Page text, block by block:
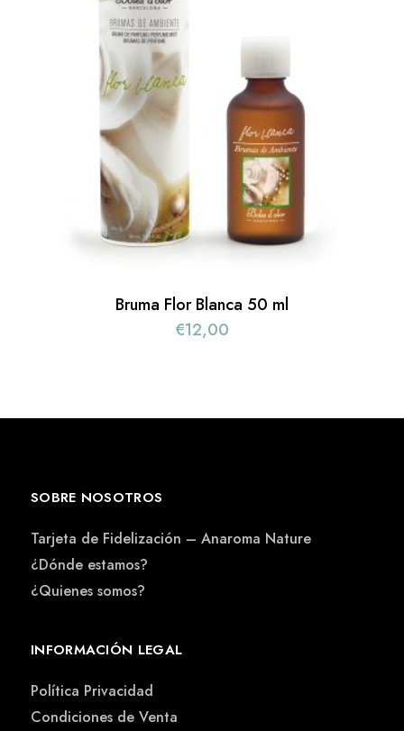
Bruma Flor Blanca 50 ml
€12,00
SOBRE NOSOTROS
Tarjeta de Fidelización – Anaroma Nature
¿Dónde estamos?
¿Quienes somos?
INFORMACIÓN LEGAL
Política Privacidad
Condiciones de Venta